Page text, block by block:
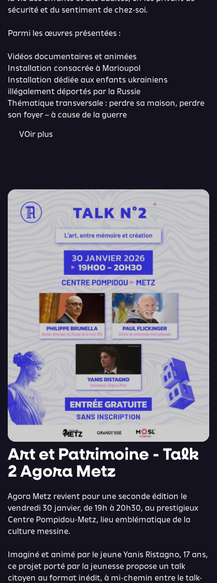
sécurité et du sentiment de chez-soi.
Parmi les œuvres présentées :
Vidéos documentaires et animées
Installation consacrée à Marioupol
Installation dédiée aux enfants ukrainiens
illégalement déportés par la Russie
Thématique transversale : perdre sa maison, perdre
son foyer – à cause de la guerre
VOir plus
Art et Patrimoine - Talk
2 Agora Metz
Agora Metz revient pour une seconde édition le
vendredi 30 janvier, de 19h à 20h30, au prestigieux
Centre Pompidou-Metz, lieu emblématique de la
culture messine.
Imaginé et animé par le jeune Yanis Ristagno, 17 ans,
ce projet porté par la jeunesse propose un talk
citoyen au format inédit, à mi-chemin entre le talk-